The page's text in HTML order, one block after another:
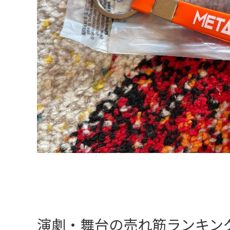
演劇・舞台の売れ筋ランキン